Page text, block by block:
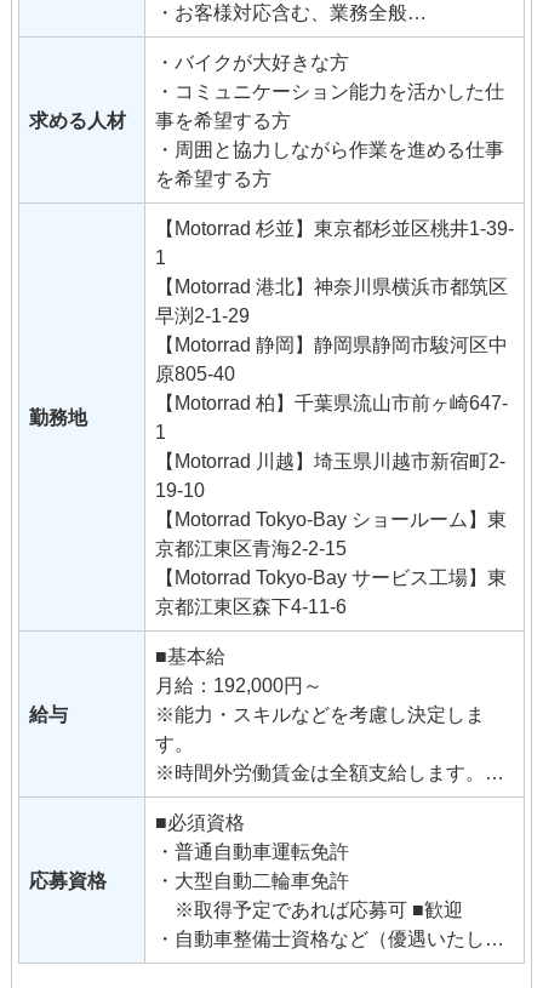
・お客様対応含む、業務全般
整備工場内はエアコン完備で、オールシ
ーズン快適に働けます。
未経験者でも先輩社員のフォローはもち
ろん、BMW Motorradによる
新任研修もあり、安心してお仕事が始め
られます。
雇入れ直後：整備業務全般
変更の範囲：その他会社が指定する業務
■セールス
・BMW製バイク（新車、中古車）の販売
・アクセサリ類の販売
・保険手続き業務
・陸運局等へバイクの登録業務
・お客様対応含む、業務全般
清潔感のあるショールーム内でお仕事が
できます。
未経験者でも先輩社員のフォローはもち
ろん、BMW Motorradによる
新任研修もあり、安心してお仕事が始め
られます。
雇入れ直後：セールス担当として、セー
ルス業務全般
変更の範囲：その他会社が指定する業務
求める人材
・バイクが大好きな方
・コミュニケーション能力を活かした仕
事を希望する方
・周囲と協力しながら作業を進める仕事
を希望する方
勤務地
【Motorrad 杉並】東京都杉並区桃井1-39-
1
【Motorrad 港北】神奈川県横浜市都筑区
早渕2-1-29
【Motorrad 静岡】静岡県静岡市駿河区中
原805-40
【Motorrad 柏】千葉県流山市前ヶ崎647-
1
【Motorrad 川越】埼玉県川越市新宿町2-
19-10
【Motorrad Tokyo-Bay ショールーム】東
京都江東区青海2-2-15
【Motorrad Tokyo-Bay サービス工場】東
京都江東区森下4-11-6
給与
■基本給
月給：192,000円～
※能力・スキルなどを考慮し決定しま
す。
※時間外労働賃金は全額支給します。
■賞与：年2回（業績による、入社時期に
よって支給対象外となる場合もございま
す）
■昇給：年1回 人事考課制度あり
応募資格
■必須資格
・普通自動車運転免許
・大型自動二輪車免許
※取得予定であれば応募可 ■歓迎
・自動車整備士資格など（優遇いたしま
す）